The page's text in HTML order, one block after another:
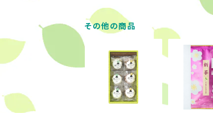
その他の商品